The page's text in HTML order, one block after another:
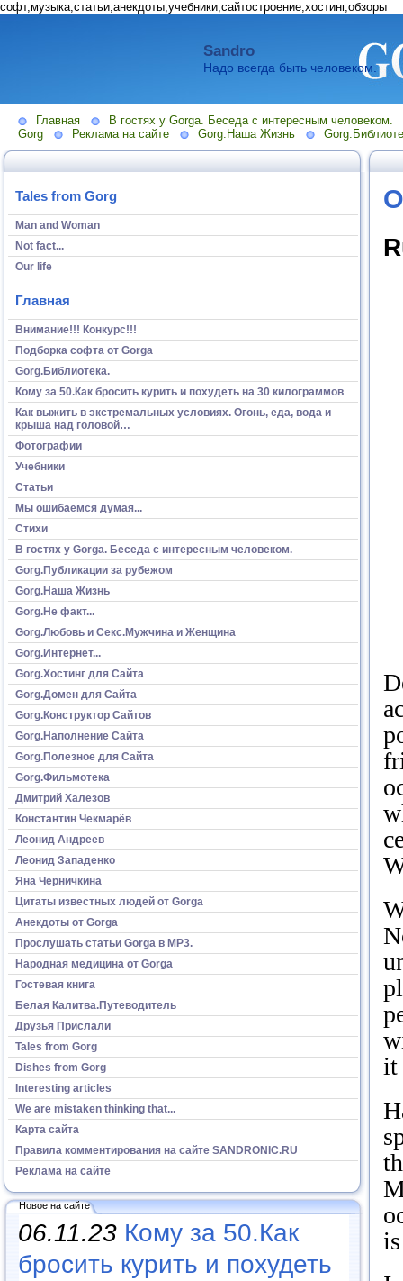
софт,музыка,статьи,анекдоты,учебники,сайтостроение,хостинг,обзоры
Sandro
Надо всегда быть человеком.
Главная
В гостях у Gorga. Беседа с интересным человеком.
Gorg
Реклама на сайте Gorg.Наша Жизнь
Tales from Gorg
Man and Woman
Not fact...
Our life
Главная
Внимание!!! Конкурс!!!
Подборка софта от Gorga
Gorg.Библиотека.
Кому за 50.Как бросить курить и похудеть на 30 килограммов
Как выжить в экстремальных условиях. Огонь, еда, вода и
крыша над головой…
Фотографии
Учебники
Статьи
Мы ошибаемся думая...
Стихи
В гостях у Gorga. Беседа с интересным человеком.
Gorg.Публикации за рубежом
Gorg.Наша Жизнь
Gorg.Не факт...
Gorg.Любовь и Секс.Мужчина и Женщина
Gorg.Интернет...
Gorg.Хостинг для Сайта
Gorg.Домен для Сайта
Gorg.Конструктор Сайтов
Gorg.Наполнение Сайта
Gorg.Полезное для Сайта
Gorg.Фильмотека
Дмитрий Халезов
Константин Чекмарёв
Леонид Андреев
Леонид Западенко
Яна Черничкина
Цитаты известных людей от Gorga
Анекдоты от Gorga
Прослушать статьи Gorga в МР3.
Народная медицина от Gorga
Гостевая книга
Белая Калитва.Путеводитель
Друзья Прислали
Tales from Gorg
Dishes from Gorg
Interesting articles
We are mistaken thinking that...
Карта сайта
Правила комментирования на сайте SANDRONIC.RU
Реклама на сайте
Новое на сайте
06.11.23 Кому за 50.Как
бросить курить и похудеть
it